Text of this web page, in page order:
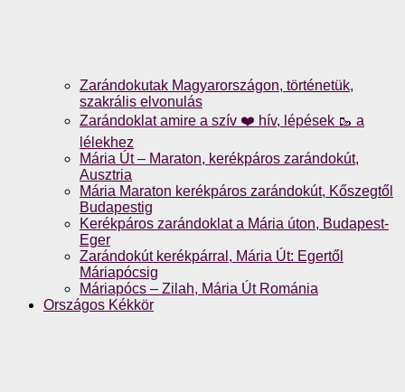
Zarándokutak Magyarországon, történetük,
szakrális elvonulás
Zarándoklat amire a szív ❤️ hív, lépések 🥾 a
lélekhez
Mária Út – Maraton, kerékpáros zarándokút,
Ausztria
Mária Maraton kerékpáros zarándokút, Kőszegtől
Budapestig
Kerékpáros zarándoklat a Mária úton, Budapest-
Eger
Zarándokút kerékpárral, Mária Út: Egertől
Máriapócsig
Máriapócs – Zilah, Mária Út Románia
Országos Kékkör